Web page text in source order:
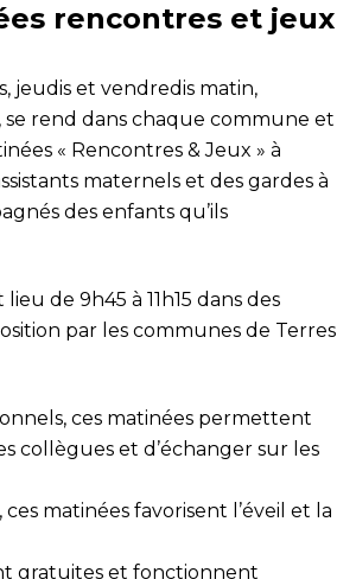
rencontres et jeux
jeudis et vendredis matin,
se rend dans chaque commune et
« Rencontres & Jeux » à
maternels et des gardes à
des enfants qu’ils
de 9h45 à 11h15 dans des
par les communes de Terres
ces matinées permettent
collègues et d’échanger sur les
matinées favorisent l’éveil et la
gratuites et fonctionnent